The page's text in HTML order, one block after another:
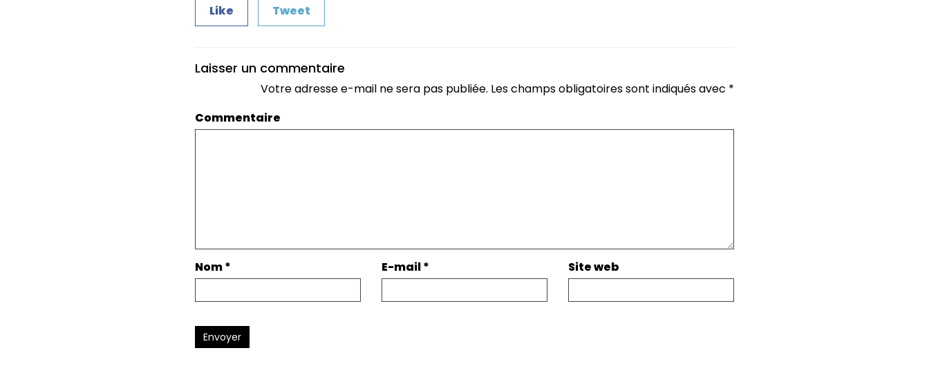
Like Tweet
Laisser un commentaire
Votre adresse e-mail ne sera pas publiée. Les champs obligatoires sont indiqués avec *
Commentaire
Nom* E-mail* Site web
Envoyer